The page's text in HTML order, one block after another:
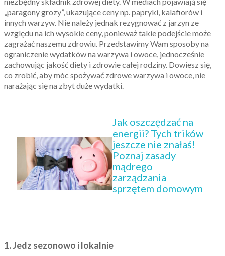
„paragony grozy”, ukazujące ceny np. papryki, kalafiorów i
innych warzyw. Nie należy jednak rezygnować z jarzyn ze
względu na ich wysokie ceny, ponieważ takie podejście może
zagrażać naszemu zdrowiu. Przedstawimy Wam sposoby na
ograniczenie wydatków na warzywa i owoce, jednocześnie
zachowując jakość diety i zdrowie całej rodziny. Dowiesz się,
co zrobić, aby móc spożywać zdrowe warzywa i owoce, nie
narażając się na zbyt duże wydatki.
Jak oszczędzać na
energii? Tych trików
jeszcze nie znałaś!
Poznaj zasady
mądrego
zarządzania
sprzętem domowym
1. Jedz sezonowo i lokalnie